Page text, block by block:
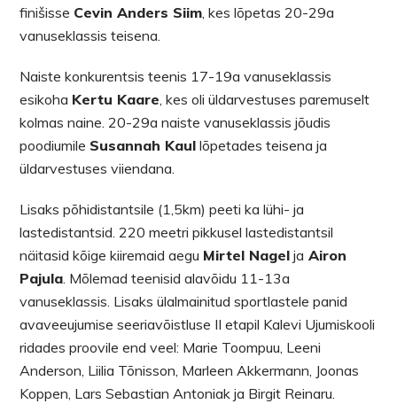
finišisse Cevin Anders Siim, kes lõpetas 20-29a
vanuseklassis teisena.
Naiste konkurentsis teenis 17-19a vanuseklassis
esikoha Kertu Kaare, kes oli üldarvestuses paremuselt
kolmas naine. 20-29a naiste vanuseklassis jõudis
poodiumile Susannah Kaul lõpetades teisena ja
üldarvestuses viiendana.
Lisaks põhidistantsile (1,5km) peeti ka lühi- ja
lastedistantsid. 220 meetri pikkusel lastedistantsil
näitasid kõige kiiremaid aegu Mirtel Nagel ja Airon
Pajula. Mõlemad teenisid alavõidu 11-13a
vanuseklassis. Lisaks ülalmainitud sportlastele panid
avaveeujumise seeriavõistluse II etapil Kalevi Ujumiskooli
ridades proovile end veel: Marie Toompuu, Leeni
Anderson, Liilia Tõnisson, Marleen Akkermann, Joonas
Koppen, Lars Sebastian Antoniak ja Birgit Reinaru.